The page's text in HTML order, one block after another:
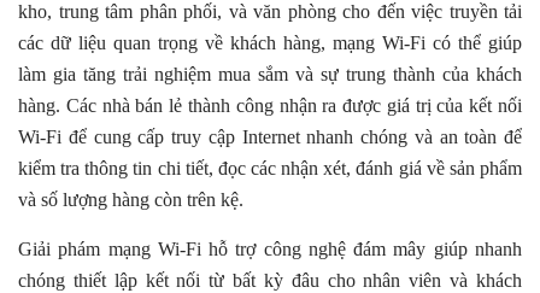
kho, trung tâm phân phối, và văn phòng cho đến việc truyền tải
các dữ liệu quan trọng về khách hàng, mạng Wi-Fi có thể giúp
làm gia tăng trải nghiệm mua sắm và sự trung thành của khách
hàng. Các nhà bán lẻ thành công nhận ra được giá trị của kết nối
Wi-Fi để cung cấp truy cập Internet nhanh chóng và an toàn để
kiểm tra thông tin chi tiết, đọc các nhận xét, đánh giá về sản phẩm
và số lượng hàng còn trên kệ.
Giải phám mạng Wi-Fi hỗ trợ công nghệ đám mây giúp nhanh
chóng thiết lập kết nối từ bất kỳ đâu cho nhân viên và khách